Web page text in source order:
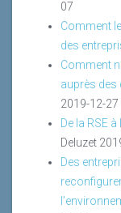
07
Comment
des
Comment
auprès des
2019-12-27
De la RSE
Deluzet
Des